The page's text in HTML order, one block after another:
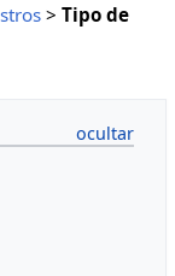
> Tipo de